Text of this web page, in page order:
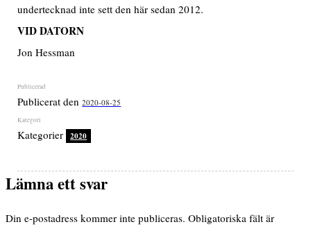
undertecknad inte sett den här sedan 2012.
VID DATORN
Jon Hessman
Publicerat den2020-08-25
Kategorier 2020
Lämna ett svar
Din e-postadress kommer inte publiceras. Obligatoriska fält är